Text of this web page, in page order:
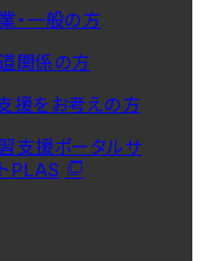
・一般の方
関係の方
援をお考えの方
支援ポータルサ
PLAS